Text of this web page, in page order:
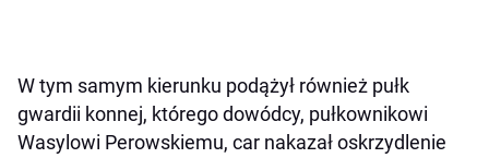
W tym samym kierunku podążył również pułk
gwardii konnej, którego dowódcy, pułkownikowi
Wasylowi Perowskiemu, car nakazał oskrzydlenie